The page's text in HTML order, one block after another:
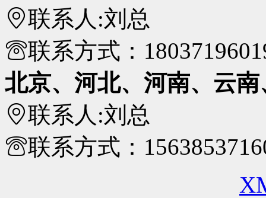
联系人:刘总
联系方式：
北京、河北、河南、云南
联系人:刘总
联系方式：